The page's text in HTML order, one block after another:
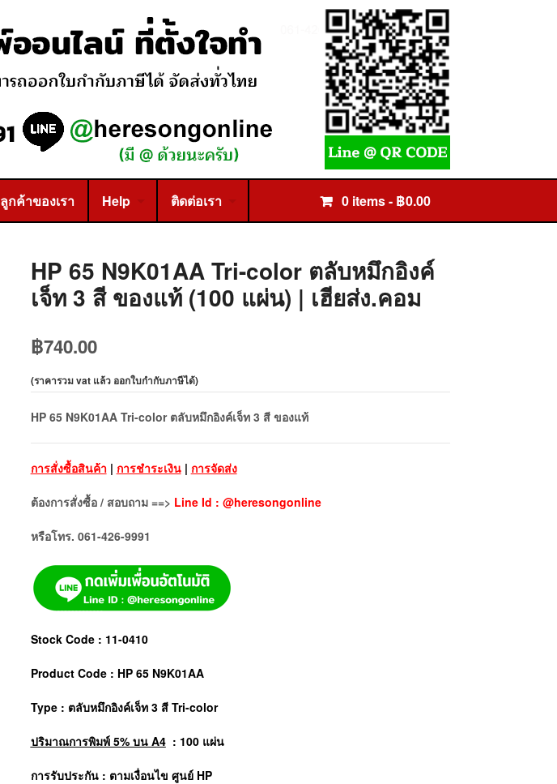
ลูกค้าของเรา Help ติดต่อเรา 0 items - ฿0.00
HP 65 N9K01AA Tri-color ตลับหมึกอิงค์
เจ็ท 3 สี ของแท้ (100 แผ่น) | เฮียส่ง.คอม
฿740.00
(ราคารวม vat แล้ว ออกใบกำกับภาษีได้)
HP 65 N9K01AA Tri-color ตลับหมึกอิงค์เจ็ท 3 สี ของแท้
การสั่งซื้อสินค้า | การชำระเงิน| การจัดส่ง
ต้องการสั่งซื้อ / สอบถาม ==> Line Id : @heresongonline
หรือโทร. 061-426-9991
Stock Code : 11-0410
Product Code : HP 65 N9K01AA
Type : ตลับหมึกอิงค์เจ็ท 3 สี Tri-color
ปริมาณการพิมพ์ 5% บน A4: 100 แผ่น
การรับประกัน : ตามเงื่อนไข ศูนย์ HP